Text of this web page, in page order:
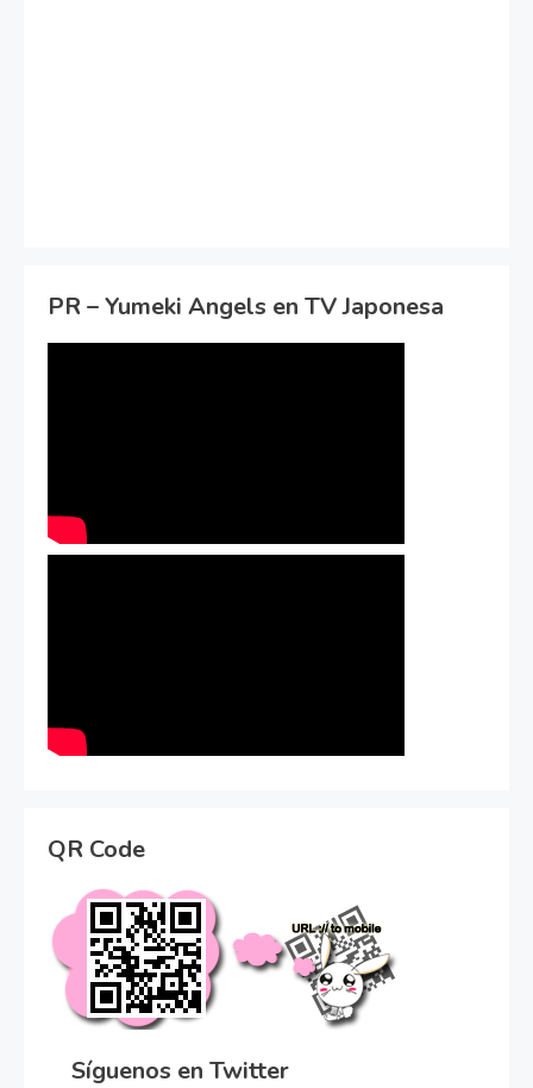
PR – Yumeki Angels en TV Japonesa
QR Code
Síguenos en Twitter